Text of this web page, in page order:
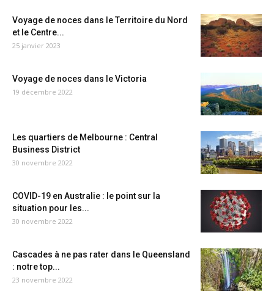
Voyage de noces dans le Territoire du Nord
et le Centre...
25 janvier 2023
Voyage de noces dans le Victoria
19 décembre 2022
Les quartiers de Melbourne : Central
Business District
30 novembre 2022
COVID-19 en Australie : le point sur la
situation pour les...
30 novembre 2022
Cascades à ne pas rater dans le Queensland
: notre top...
23 novembre 2022